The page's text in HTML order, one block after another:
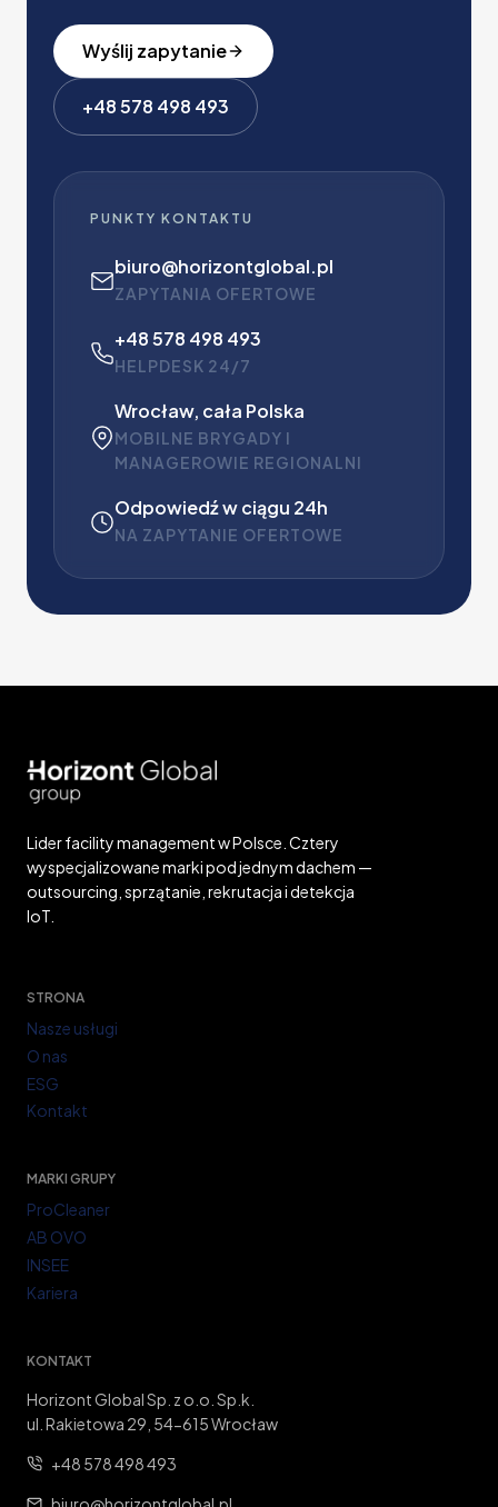
Wyślij zapytanie
+48 578 498 493
PUNKTY KONTAKTU
biuro@horizontglobal.pl
ZAPYTANIA OFERTOWE
+48 578 498 493
HELPDESK 24/7
Wrocław, cała Polska
MOBILNE BRYGADY I
MANAGEROWIE REGIONALNI
Odpowiedź w ciągu 24h
NA ZAPYTANIE OFERTOWE
Lider facility management w Polsce. Cztery
wyspecjalizowane marki pod jednym dachem —
outsourcing, sprzątanie, rekrutacja i detekcja
IoT.
STRONA
Nasze usługi
O nas
ESG
Kontakt
MARKI GRUPY
ProCleaner
AB OVO
INSEE
Kariera
KONTAKT
Horizont Global Sp. z o.o. Sp.k.
ul. Rakietowa 29, 54-615 Wrocław
+48 578 498 493